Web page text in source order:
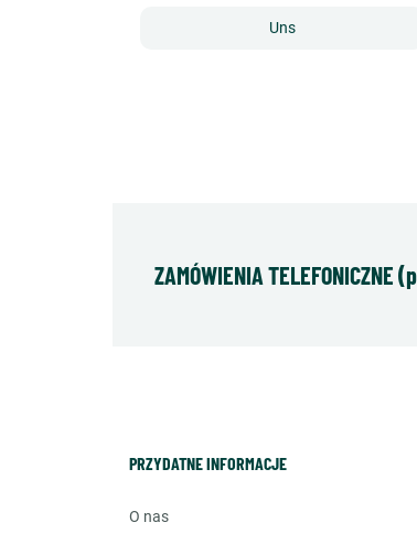
Uns
ZAMÓWIENIA
PRZYDATNE INFORMACJE
o nas